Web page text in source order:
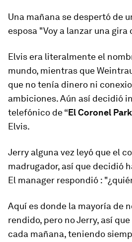
Una mañana se despertó de
esposa "Voy a lanzar una gira
Elvis era literalmente el
mundo, mientras que
que no tenía dinero ni
ambiciones. Aún así decidió
telefónico de “El Coronel
Elvis.
Jerry alguna vez leyó que el
madrugador, así que decidió
El manager respondió :
Aquí es donde la mayoría de
rendido, pero no Jerry, así
cada mañana, teniendo